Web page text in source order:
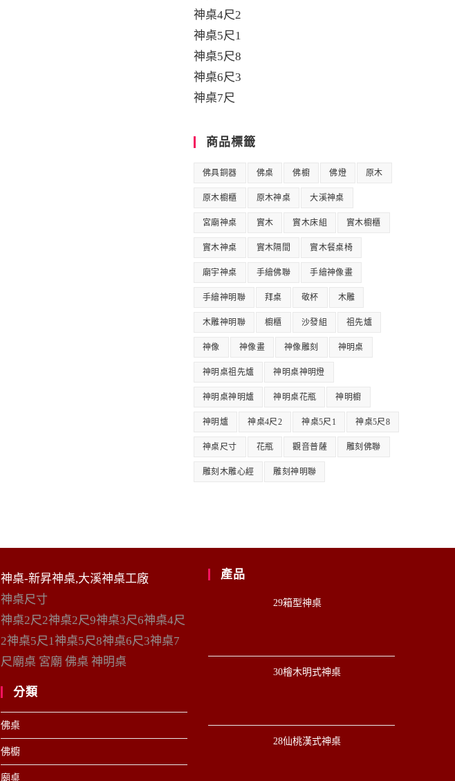
神桌4尺2
神桌5尺1
神桌5尺8
神桌6尺3
神桌7尺
商品標籤
佛具銅器 佛桌 佛櫥 佛燈 原木
原木櫥櫃 原木神桌 大溪神桌
宮廟神桌 實木 實木床組 實木櫥櫃
實木神桌 實木隔間 實木餐桌椅
廟宇神桌 手繪佛聯 手繪神像畫
手繪神明聯 拜桌 敬杯 木雕
木雕神明聯 櫥櫃 沙發組 祖先爐
神像 神像畫 神像雕刻 神明桌
神明桌祖先爐 神明桌神明燈
神明桌神明爐 神明桌花瓶 神明櫥
神明爐 神桌4尺2 神桌5尺1 神桌5尺8
神桌尺寸 花瓶 觀音普薩 雕刻佛聯
雕刻木雕心經 雕刻神明聯
神桌-新昇神桌,大溪神桌工廠
神桌尺寸
神桌2尺2神桌2尺9神桌3尺6神桌4尺
2神桌5尺1神桌5尺8神桌6尺3神桌7
尺廟桌 宮廟 佛桌 神明桌
分類
佛桌
佛櫥
廟桌
產品
29箱型神桌
30檜木明式神桌
28仙桃漢式神桌